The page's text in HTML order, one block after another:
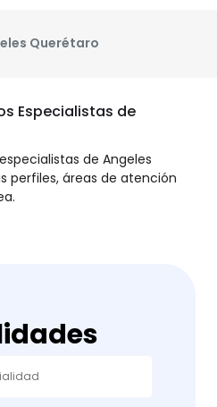
Querétaro
Especialistas de
de Angeles
perfiles, áreas de atención